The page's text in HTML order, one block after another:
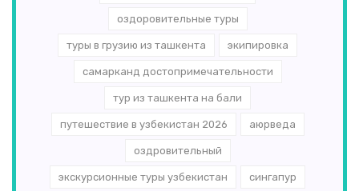
оздоровительные туры
туры в грузию из ташкента экипировка
самарканд достопримечательности
тур из ташкента на бали
путешествие в узбекистан 2026 аюрведа
оздровительный
экскурсионные туры узбекистан сингапур